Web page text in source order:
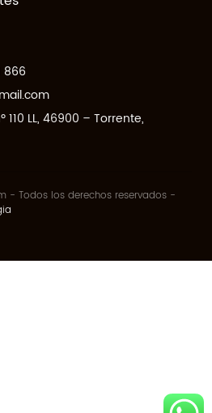
866
110 LL, 46900 – Torrente,
- Todos los derechos reservados -